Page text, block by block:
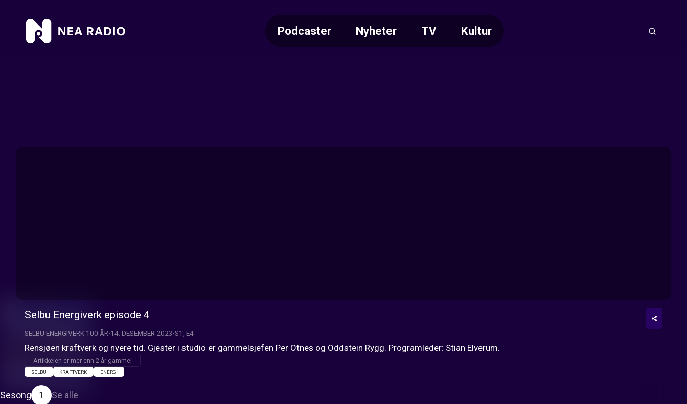
Podcaster Nyheter TV Kultur
Selbu Energiverk episode 4
SELBU ENERGIVERK 100 ÅR 14. DESEMBER 2023 S1, E4
Rensjøen kraftverk og nyere tid. Gjester i studio er gammelsjefen Per Otnes og Oddstein Rygg. Programleder: Stian Elverum.
Artikkelen er mer enn 2 år gammel
SELBU KRAFTVERK ENERGI
Sesong 1 Se alle